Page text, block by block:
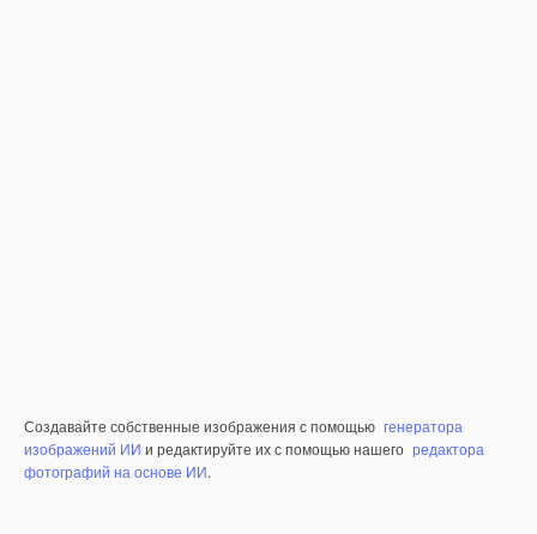
Создавайте собственные изображения с помощью генератора
изображений ИИ и редактируйте их с помощью нашего редактора
фотографий на основе ИИ.